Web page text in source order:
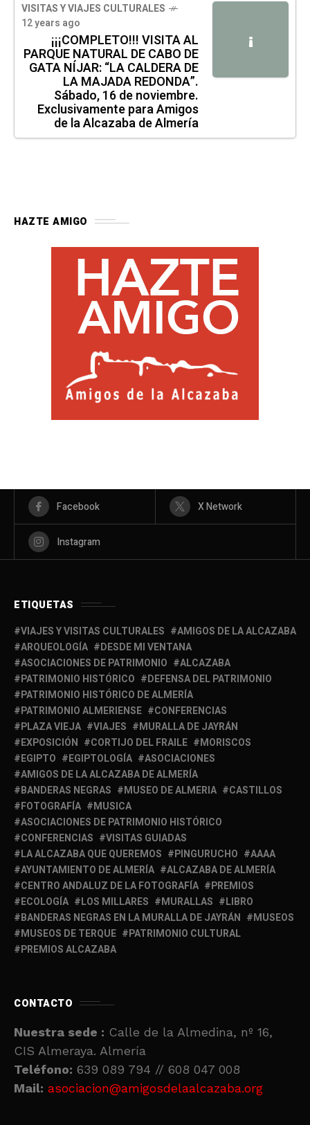
¡
VISITAS Y VIAJES CULTURALES
12 years ago
¡¡¡COMPLETO!!! VISITA AL
PARQUE NATURAL DE CABO DE
GATA NÍJAR: “LA CALDERA DE
LA MAJADA REDONDA”.
Sábado, 16 de noviembre.
Exclusivamente para Amigos
de la Alcazaba de Almería
HAZTE AMIGO
Facebook X Network
Instagram
ETIQUETAS
VIAJES Y VISITAS CULTURALES
AMIGOS DE LA ALCAZABA
ARQUEOLOGÍA
DESDE MI VENTANA
ASOCIACIONES DE PATRIMONIO
ALCAZABA
PATRIMONIO HISTÓRICO
DEFENSA DEL PATRIMONIO
PATRIMONIO HISTÓRICO DE ALMERÍA
PATRIMONIO ALMERIENSE
CONFERENCIAS
PLAZA VIEJA
VIAJES
MURALLA DE JAYRÁN
EXPOSICIÓN
CORTIJO DEL FRAILE
MORISCOS
EGIPTO
EGIPTOLOGÍA
ASOCIACIONES
AMIGOS DE LA ALCAZABA DE ALMERÍA
BANDERAS NEGRAS
MUSEO DE ALMERIA
CASTILLOS
FOTOGRAFÍA
MUSICA
ASOCIACIONES DE PATRIMONIO HISTÓRICO
CONFERENCIAS
VISITAS GUIADAS
LA ALCAZABA QUE QUEREMOS
PINGURUCHO
AAAA
AYUNTAMIENTO DE ALMERÍA
ALCAZABA DE ALMERÍA
CENTRO ANDALUZ DE LA FOTOGRAFÍA
PREMIOS
ECOLOGÍA
LOS MILLARES MURALLAS
LIBRO
BANDERAS NEGRAS EN LA MURALLA DE JAYRÁN
MUSEOS
MUSEOS DE TERQUE
PATRIMONIO CULTURAL
PREMIOS ALCAZABA
CONTACTO
Nuestra sede : Calle de la Almedina, nº 16,
CIS Almeraya. Almería
Teléfono: 639 089 794 // 608 047 008
Mail: asociacion@amigosdelaalcazaba.org